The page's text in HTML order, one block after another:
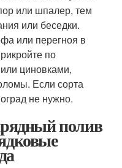
или шпалер, тем
или беседки.
или перегноя в
по
циновками,
Если сорта
не нужно.
полив